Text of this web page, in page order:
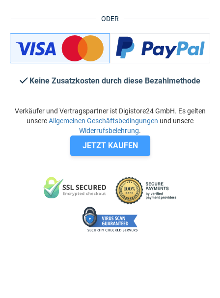
ODER
Keine Zusatzkosten durch diese Bezahlmethode
Verkäufer und Vertragspartner ist Digistore24 GmbH. Es gelten
unsereAllgemeinen Geschäftsbedingungen und unsere
Widerrufsbelehrung.
JETZT KAUFEN